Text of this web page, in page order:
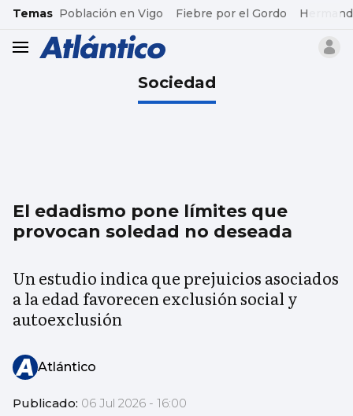
common.go-to-content
Temas Población en Vigo Fiebre por el Gordo
header.menu.open
Sociedad
El edadismo pone límites que
provocan soledad no deseada
Un estudio indica que prejuicios asociados
a la edad favorecen exclusión social y
autoexclusión
Atlántico
Publicado: 06 Jul 2026 - 16:00